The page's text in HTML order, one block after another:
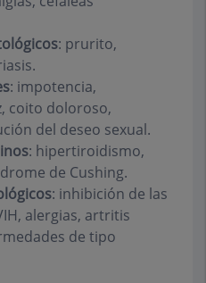
: prurito,
: impotencia,
coito doloroso,
del deseo sexual.
: hipertiroidismo,
de Cushing.
: inhibición de las
alergias, artritis
de tipo